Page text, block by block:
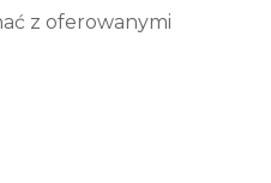
z oferowanymi